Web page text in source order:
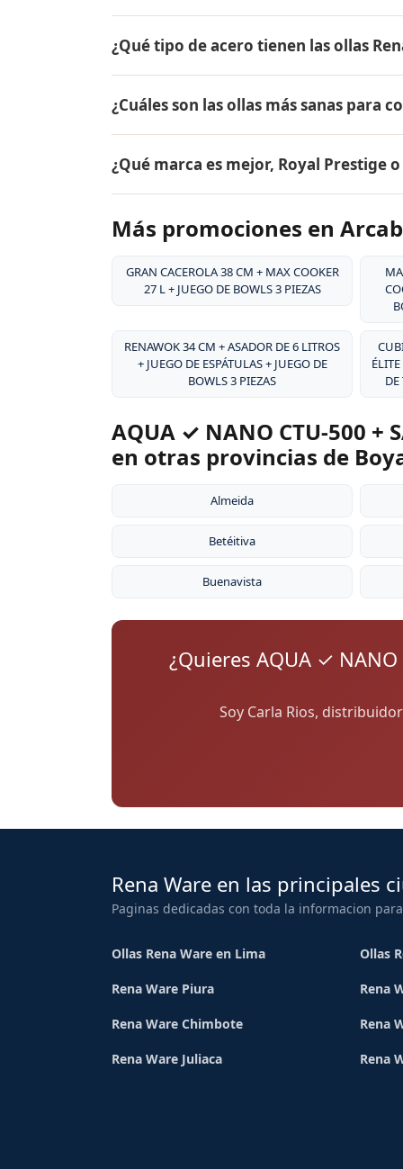
Arcabuco.
18/10, dos capas de aleación de aluminio
aluminio puro. Este diseño permite
alimentos.
¿Qué tipo de acero tienen las ollas
tipo de acero es resistente a la corrosión,
y es extremadamente duradero. Por eso
¿Cuáles son las ollas más sanas para
liberan sustancias tóxicas, no reaccionan
grasa, conservando hasta el 98% de los
¿Qué marca es mejor, Royal Prestige o
desde 1941, su acero inoxidable
patentado, y su garantía de por vida.
la durabilidad excepcional de sus
Más promociones en
GRAN CACEROLA 38 CM + MAX COOKER
27 L + JUEGO DE BOWLS 3 PIEZAS
RENAWOK 34 CM + ASADOR DE 6 LITROS
+ JUEGO DE ESPÁTULAS + JUEGO DE
BOWLS 3 PIEZAS
AQUA ✓ NANO CTU-500 +
en otras provincias de
Almeida
Betéitiva
Buenavista
¿Quieres AQUA ✓ NANO
Soy Carla Rios,
Rena Ware en las principales
Paginas dedicadas con toda la informacion
Ollas Rena Ware en Lima Ollas
Rena Ware Piura Rena
Rena Ware Chimbote Rena
Rena Ware Juliaca Rena